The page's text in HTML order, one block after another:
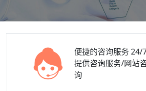
便捷的咨询服务24/
提供咨询服务/网站
询